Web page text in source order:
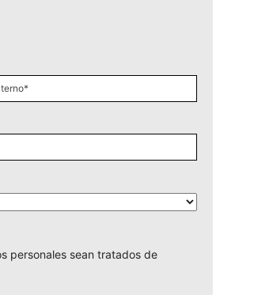
personales sean tratados de